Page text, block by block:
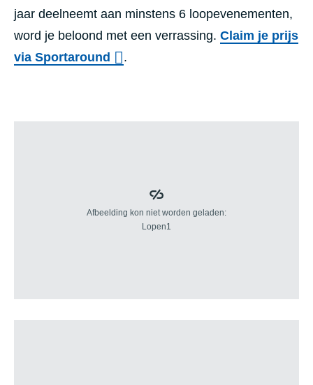
jaar deelneemt aan minstens 6 loopevenementen,
word je beloond met een verrassing. Claim je prijs
via Sportaround
.